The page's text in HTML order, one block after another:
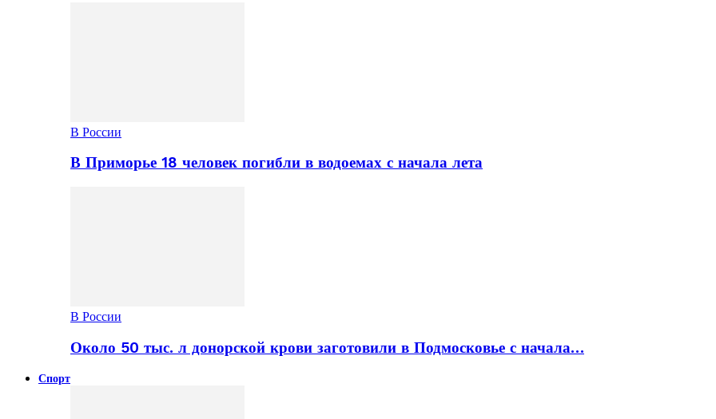
В России
В Приморье 18 человек погибли в водоемах с начала лета
В России
Около 50 тыс. л донорской крови заготовили в Подмосковье с начала…
Спорт